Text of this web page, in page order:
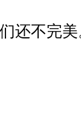
还不完